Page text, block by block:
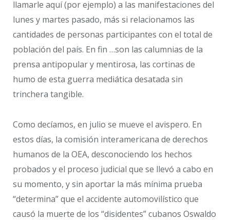
llamarle aquí (por ejemplo) a las manifestaciones del
lunes y martes pasado, más si relacionamos las
cantidades de personas participantes con el total de
población del país. En fin …son las calumnias de la
prensa antipopular y mentirosa, las cortinas de
humo de esta guerra mediática desatada sin
trinchera tangible.
Como decíamos, en julio se mueve el avispero. En
estos días, la comisión interamericana de derechos
humanos de la OEA, desconociendo los hechos
probados y el proceso judicial que se llevó a cabo en
su momento, y sin aportar la más mínima prueba
“determina” que el accidente automovilístico que
causó la muerte de los “disidentes” cubanos Oswaldo